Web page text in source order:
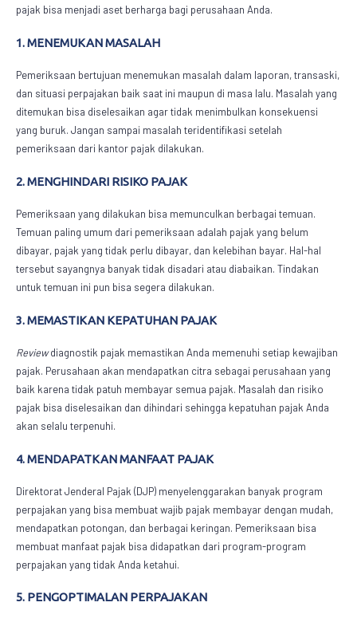
pajak bisa menjadi aset berharga bagi perusahaan Anda.
1. MENEMUKAN MASALAH
Pemeriksaan bertujuan menemukan masalah dalam laporan, transaski,
dan situasi perpajakan baik saat ini maupun di masa lalu. Masalah yang
ditemukan bisa diselesaikan agar tidak menimbulkan konsekuensi
yang buruk. Jangan sampai masalah teridentifikasi setelah
pemeriksaan dari kantor pajak dilakukan.
2. MENGHINDARI RISIKO PAJAK
Pemeriksaan yang dilakukan bisa memunculkan berbagai temuan.
Temuan paling umum dari pemeriksaan adalah pajak yang belum
dibayar, pajak yang tidak perlu dibayar, dan kelebihan bayar. Hal-hal
tersebut sayangnya banyak tidak disadari atau diabaikan. Tindakan
untuk temuan ini pun bisa segera dilakukan.
3. MEMASTIKAN KEPATUHAN PAJAK
Reviewdiagnostik pajak memastikan Anda memenuhi setiap kewajiban
pajak. Perusahaan akan mendapatkan citra sebagai perusahaan yang
baik karena tidak patuh membayar semua pajak. Masalah dan risiko
pajak bisa diselesaikan dan dihindari sehingga kepatuhan pajak Anda
akan selalu terpenuhi.
4. MENDAPATKAN MANFAAT PAJAK
Direktorat Jenderal Pajak (DJP) menyelenggarakan banyak program
perpajakan yang bisa membuat wajib pajak membayar dengan mudah,
mendapatkan potongan, dan berbagai keringan. Pemeriksaan bisa
membuat manfaat pajak bisa didapatkan dari program-program
perpajakan yang tidak Anda ketahui.
5. PENGOPTIMALAN PERPAJAKAN